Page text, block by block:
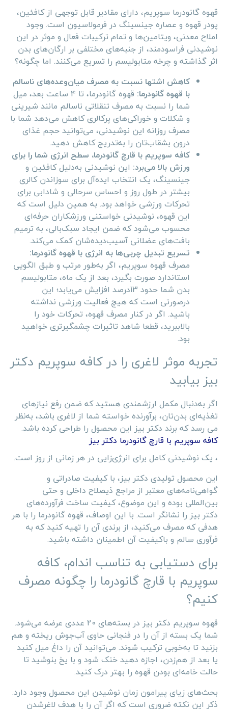
قهوه گانودرما سوپریم، دارای مقادیر قابل توجهی از کافئین،
پودر قهوه و عصاره جینسینگ در فرمولاسیون است. وجود
املاح معدنی، ویتامین‌ها و تمام ترکیبات فعال و موثر در این
نوشیدنی فراسودمند، از جنبه‌های مختلفی بر ارگان‌های بدن
اثر گذاشته و چرخه متابولیسم را تسریع می‌کنند. اما چگونه؟
کاهش اشتها نسبت به مصرف میان‌وعده‌های ناسالم
با قهوه گانودرما:
قهوه گانودرما، تا 4 ساعت بعد، میل
شما را نسبت به مصرف تنقلاتی ناسالم مانند شیرینی
و شکلات و خوراکی‌های پرکالری کاهش می‌دهد شما با
مصرف روزانه این نوشیدنی، می‌توانید حجم غذای
درون بشقاب‌تان را به‌تدریج کاهش دهید.
کافه سوپریم با قارچ گانودرما، سطح انرژی شما را برای
ورزش بالا می‌برد: این نوشیدنی به‌دلیل کافئین و
جینسینگ، یک انتخاب ایده‌آل برای سوزاندن کالری
بیشتر در طول روز و احساس سرحالی و شادابی برای
تحرکات ورزشی خواهد بود. به همین دلیل است که
این قهوه، نوشیدنی خواستنی ورزشکاران حرفه‌ای
محسوب می‌شود که ضمن ایجاد سبک‌بالی، به ترمیم
بافت‌های عضلانی آسیب‌دیده‌شان کمک می‌کند.
تسریع تبدیل چربی‌ها به انرژی با قهوه گانودرما:
مصرف قهوه سوپریم، اگر به‌طور مرتب و طبق الگویی
استاندارد صورت بگیرد، بعد از یک ماه، متابولیسم
بدن شما حدود 13درصد افزایش می‌یابد؛ این
درصورتی است که هیچ فعالیت ورزشی نداشته
باشید. اگر در کنار مصرف قهوه، تحرکات خود را
بالاببرید، قطعا شاهد تاثیرات چشمگیرتری خواهید
بود.
تجربه موثر لاغری را در کافه سوپریم دکتر
بیز بیابید
اگر به‌دنبال مکمل ارزشمندی هستید که ضمن رفع نیازهای
تغذیه‌ای بدن‌تان، برآورنده خواسته شما از لاغری باشد، به‌نظر
می رسد که برند دکتر بیز این محصول را طراحی کرده باشد.
کافه سوپریم با قارچ گانودرما دکتر بیز
، یک نوشیدنی کامل برای انرژی‌زایی در هر زمانی از روز است.
این محصول تولیدی دکتر بیز، با کیفیت صادراتی و
گواهی‌نامه‌های معتبر از مراجع ذیصلاح داخلی و حتی
بین‌المللی بوده و این موضوع، کیفیت ساخت فرآورده‌های
دکتر بیز را نشانگر است. با این اوصاف، قهوه گانودرما را با هر
هدفی که مصرف می‌کنید، از برندی آن را تهیه کنید که به
فرآوری سالم و باکیفیت آن اطمینان داشته باشید.
برای دستیابی به تناسب اندام، کافه
سوپریم با قارچ گانودرما را چگونه مصرف
کنیم؟
قهوه سوپریم دکتر بیز در بسته‌های 20 عددی عرضه می‌شود.
شما یک بسته از آن را در فنجانی حاوی آب‌جوش ریخته و هم
بزنید تا به‌خوبی ترکیب شوند. می‌توانید آن را داغ میل کنید
یا بعد از هم‌زدن، اجازه دهید خنک شود و با یخ بنوشید تا
حالت خامه‌ای بودن قهوه را بهتر درک کنید.
بحث‌های زیای پیرامون زمان نوشیدن این محصول وجود دارد.
ذکر این نکته ضروری است که اگر آن را با هدف لاغرشدن